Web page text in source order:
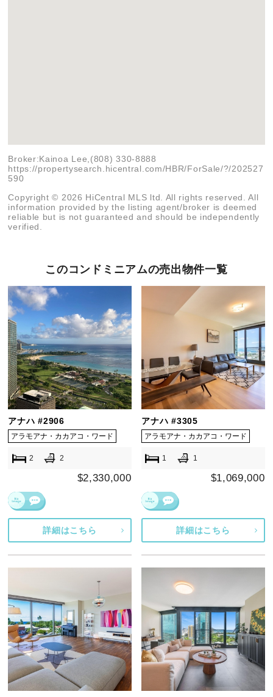
Broker:Kainoa Lee,(808) 330-8888
https://propertysearch.hicentral.com/HBR/ForSale/?/202527
590
Copyright © 2026 HiCentral MLS ltd. All rights reserved. All
information provided by the listing agent/broker is deemed
reliable but is not guaranteed and should be independently
verified.
このコンドミニアムの売出物件一覧
アナハ #2906
アラモアナ・カカアコ・ワード
2 2
$2,330,000
詳細はこちら
アナハ #3305
アラモアナ・カカアコ・ワード
1 1
$1,069,000
詳細はこちら